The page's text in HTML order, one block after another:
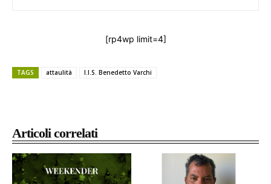
Articoli correlati
[rp4wp limit=4]
TAGS attaulità I.I.S. Benedetto Varchi